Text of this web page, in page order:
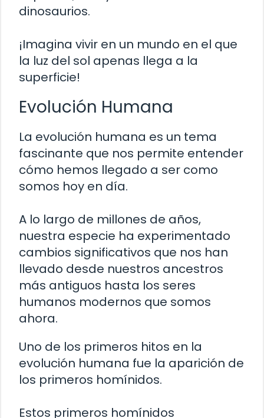
dinosaurios.
¡Imagina vivir en un mundo en el que
la luz del sol apenas llega a la
superficie!
Evolución Humana
La evolución humana es un tema
fascinante que nos permite entender
cómo hemos llegado a ser como
somos hoy en día.
A lo largo de millones de años,
nuestra especie ha experimentado
cambios significativos que nos han
llevado desde nuestros ancestros
más antiguos hasta los seres
humanos modernos que somos
ahora.
Uno de los primeros hitos en la
evolución humana fue la aparición de
los primeros homínidos.
Estos primeros homínidos